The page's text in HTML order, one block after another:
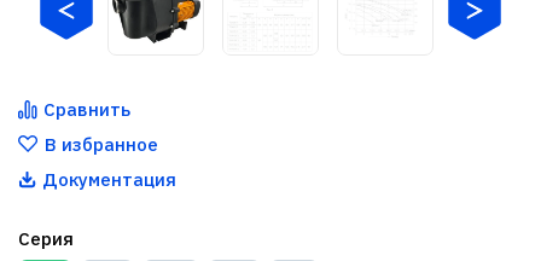
Сравнить
В избранное
Документация
Серия